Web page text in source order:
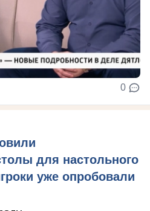
0
для настольного
уже опробовали